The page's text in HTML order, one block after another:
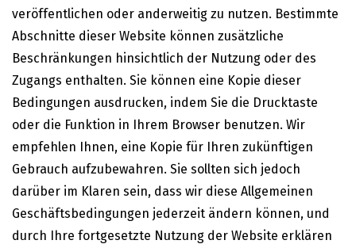
veröffentlichen oder anderweitig zu nutzen. Bestimmte
Abschnitte dieser Website können zusätzliche
Beschränkungen hinsichtlich der Nutzung oder des
Zugangs enthalten. Sie können eine Kopie dieser
Bedingungen ausdrucken, indem Sie die Drucktaste
oder die Funktion in Ihrem Browser benutzen. Wir
empfehlen Ihnen, eine Kopie für Ihren zukünftigen
Gebrauch aufzubewahren. Sie sollten sich jedoch
darüber im Klaren sein, dass wir diese Allgemeinen
Geschäftsbedingungen jederzeit ändern können, und
durch Ihre fortgesetzte Nutzung der Website erklären